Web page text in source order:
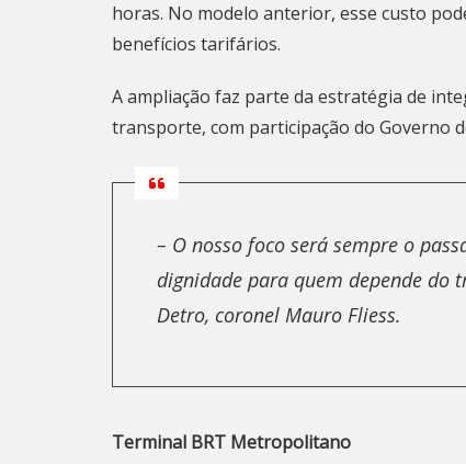
horas. No modelo anterior, esse custo
benefícios tarifários.
A ampliação faz parte da estratégia de
transporte, com participação do Governo
– O nosso foco será sempre o
dignidade para quem depende do
Detro, coronel Mauro Fliess.
Terminal BRT Metropolitano